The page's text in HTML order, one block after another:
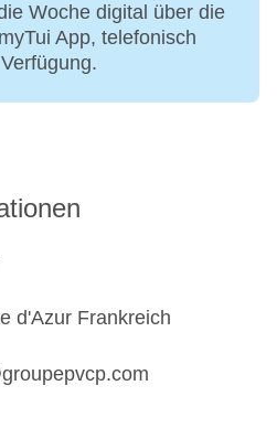
Woche digital über die
App, telefonisch
d'Azur Frankreich